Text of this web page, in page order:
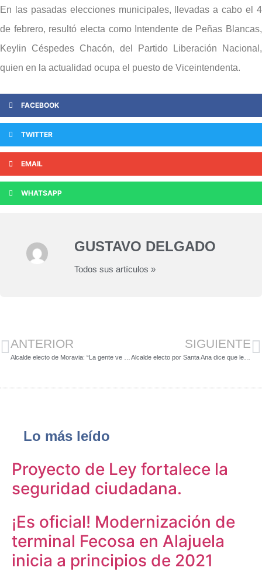
En las pasadas elecciones municipales, llevadas a cabo el 4
de febrero, resultó electa como Intendente de Peñas Blancas,
Keylin Céspedes Chacón, del Partido Liberación Nacional,
quien en la actualidad ocupa el puesto de Viceintendenta.
FACEBOOK
TWITTER
EMAIL
WHATSAPP
GUSTAVO DELGADO
Todos sus artículos »
ANTERIOR SIGUIENTE
Alcalde electo por Santa Ana dice que le ofrecieron sobornos durante su campaña política
Lo más leído
Proyecto de Ley fortalece la
seguridad ciudadana.
¡Es oficial! Modernización de
terminal Fecosa en Alajuela
inicia a principios de 2021